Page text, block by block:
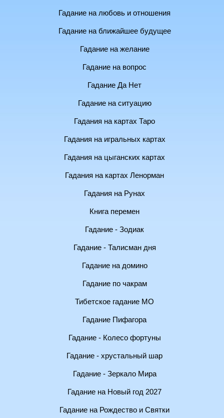
Гадание на любовь и отношения
Гадание на ближайшее будущее
Гадание на желание
Гадание на вопрос
Гадание Да Нет
Гадание на ситуацию
Гадания на картах Таро
Гадания на игральных картах
Гадания на цыганских картах
Гадания на картах Ленорман
Гадания на Рунах
Книга перемен
Гадание - Зодиак
Гадание - Талисман дня
Гадание на домино
Гадание по чакрам
Тибетское гадание МО
Гадание Пифагора
Гадание - Колесо фортуны
Гадание - хрустальный шар
Гадание - Зеркало Мира
Гадание на Новый год 2027
Гадание на Рождество и Святки